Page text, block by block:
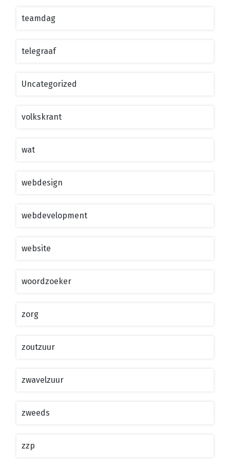
teamdag
telegraaf
Uncategorized
volkskrant
wat
webdesign
webdevelopment
website
woordzoeker
zorg
zoutzuur
zwavelzuur
zweeds
zzp